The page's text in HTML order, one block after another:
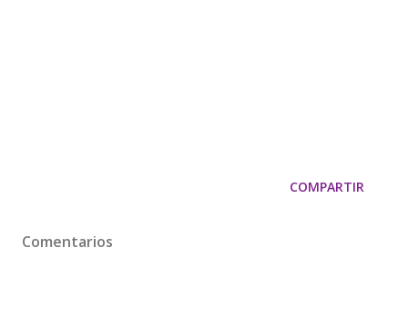
COMPARTIR
Comentarios